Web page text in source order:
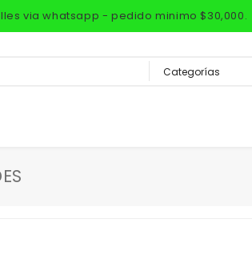
via whatsapp - pedido minimo $30,000.